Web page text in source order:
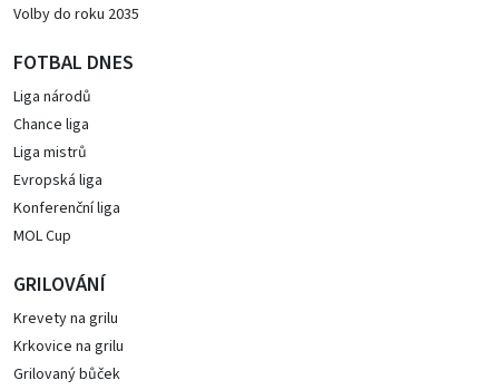
Volby do roku 2035
FOTBAL DNES
Liga národů
Chance liga
Liga mistrů
Evropská liga
Konferenční liga
MOL Cup
GRILOVÁNÍ
Krevety na grilu
Krkovice na grilu
Grilovaný bůček